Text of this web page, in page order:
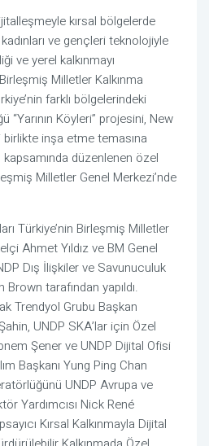
kırsal bölgelerde
ve gençleri teknolojiyle
ve yerel kalkınmayı
Milletler Kalkınma
farklı bölgelerindeki
“Yarının Köyleri” projesini, New
birlikte inşa etme temasına
kapsamında düzenlenen özel
Milletler Genel Merkezi’nde
Türkiye’nin Birleşmiş Milletler
Ahmet Yıldız ve BM Genel
Dış İlişkiler ve Savunuculuk
tarafından yapıldı.
Trendyol Grubu Başkan
UNDP SKA’lar için Özel
Şener ve UNDP Dijital Ofisi
Başkanı Yung Ping Chan
UNDP Avrupa ve
Yardımcısı Nick René
Kırsal Kalkınmayla Dijital